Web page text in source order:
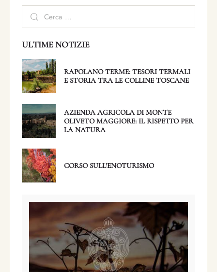
ULTIME NOTIZIE
RAPOLANO TERME: TESORI TERMALI
E STORIA TRA LE COLLINE TOSCANE
AZIENDA AGRICOLA DI MONTE
OLIVETO MAGGIORE: IL RISPETTO PER
LA NATURA
CORSO SULL’ENOTURISMO